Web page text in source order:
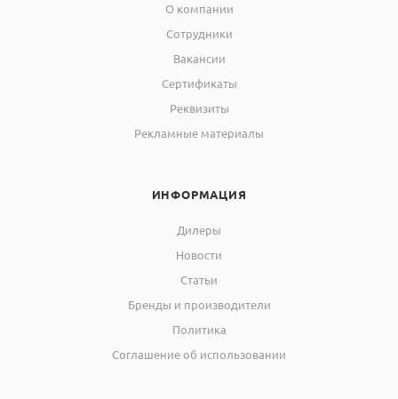
О компании
Сотрудники
Вакансии
Сертификаты
Реквизиты
Рекламные материалы
ИНФОРМАЦИЯ
Дилеры
Новости
Статьи
Бренды и производители
Политика
Соглашение об использовании